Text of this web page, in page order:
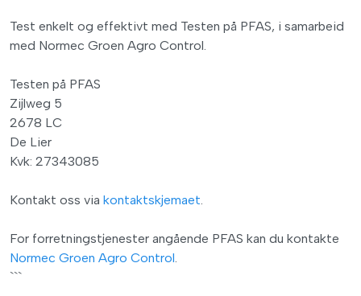
Test enkelt og effektivt med Testen på PFAS, i samarbeid
med Normec Groen Agro Control.
Testen på PFAS
Zijlweg 5
2678 LC
De Lier
Kvk: 27343085
Kontakt oss via kontaktskjemaet.
For forretningstjenester angående PFAS kan du kontakte
Normec Groen Agro Control.
```